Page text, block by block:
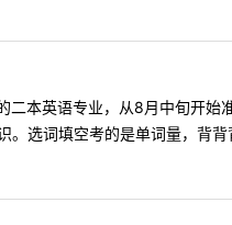
本英语专业，从8月中旬开始
选词填空考的是单词量，背